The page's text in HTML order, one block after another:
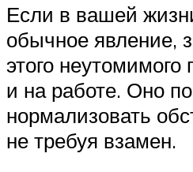
Если в вашей
обычное явление,
этого
и на работе. Оно
нормализовать
не требуя взамен.